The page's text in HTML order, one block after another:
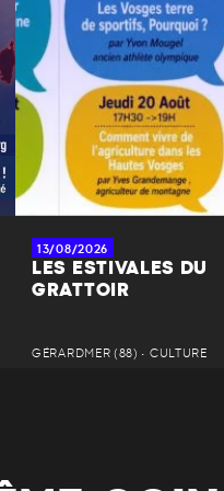
13/08/2026
LES ESTIVALES DU
GRATTOIR
GÉRARDMER (88) • CULTURE